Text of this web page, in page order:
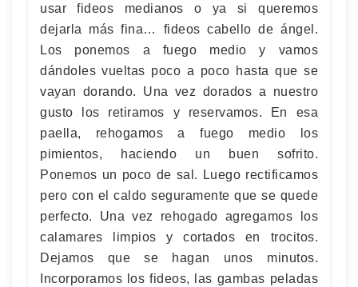
usar fideos medianos o ya si queremos
dejarla más fina… fideos cabello de ángel.
Los ponemos a fuego medio y vamos
dándoles vueltas poco a poco hasta que se
vayan dorando. Una vez dorados a nuestro
gusto los retiramos y reservamos. En esa
paella, rehogamos a fuego medio los
pimientos, haciendo un buen sofrito.
Ponemos un poco de sal. Luego rectificamos
pero con el caldo seguramente que se quede
perfecto. Una vez rehogado agregamos los
calamares limpios y cortados en trocitos.
Dejamos que se hagan unos minutos.
Incorporamos los fideos, las gambas peladas